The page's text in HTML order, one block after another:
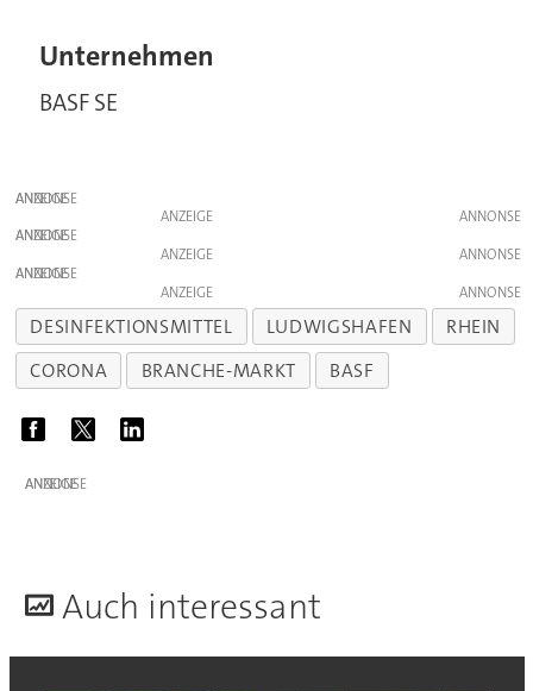
Unternehmen
BASF SE
ANZEIGE
ANZEIGE
ANZEIGE
ANZEIGE
ANZEIGE
ANZEIGE
DESINFEKTIONSMITTEL LUDWIGSHAFEN
RHEIN
CORONA
BRANCHE-MARKT BASF
ANZEIGE
Auch interessant